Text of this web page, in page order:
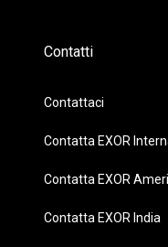
Contatti
Contattaci
Contatta EXOR
Contatta EXOR
Contatta EXOR India